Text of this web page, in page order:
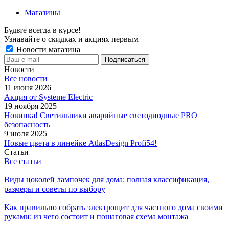
Магазины
Будьте всегда в курсе!
Узнавайте о скидках и акциях первым
Новости магазина
Новости
Все новости
11 июня 2026
Акция от Systeme Electric
19 ноября 2025
Новинка! Светильники аварийные светодиодные PRO
безопасность
9 июля 2025
Новые цвета в линейке AtlasDesign Profi54!
Статьи
Все статьи
Виды цоколей лампочек для дома: полная классификация,
размеры и советы по выбору
Как правильно собрать электрощит для частного дома своими
руками: из чего состоит и пошаговая схема монтажа